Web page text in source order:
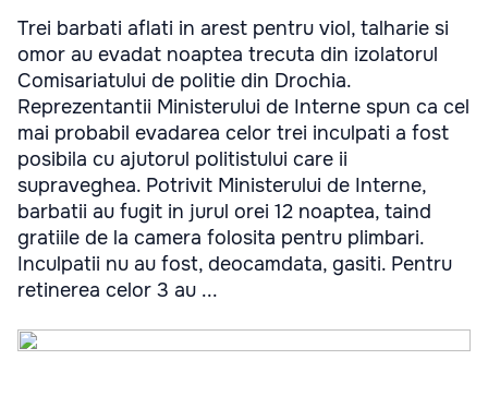
Trei barbati aflati in arest pentru viol, talharie si
omor au evadat noaptea trecuta din izolatorul
Comisariatului de politie din Drochia.
Reprezentantii Ministerului de Interne spun ca cel
mai probabil evadarea celor trei inculpati a fost
posibila cu ajutorul politistului care ii
supraveghea. Potrivit Ministerului de Interne,
barbatii au fugit in jurul orei 12 noaptea, taind
gratiile de la camera folosita pentru plimbari.
Inculpatii nu au fost, deocamdata, gasiti. Pentru
retinerea celor 3 au ...